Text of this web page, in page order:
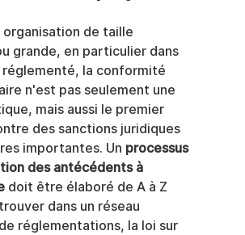
de taille
grande, en particulier dans
réglementé, la conformité
n'est pas seulement une
mais aussi le premier
des sanctions juridiques
importantes. Un processus
des antécédents à
doit être élaboré de A à Z
dans un réseau
réglementations, la loi sur